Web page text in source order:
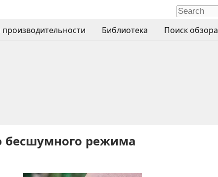
Библиотека Поиск обзора
бесшумного режима